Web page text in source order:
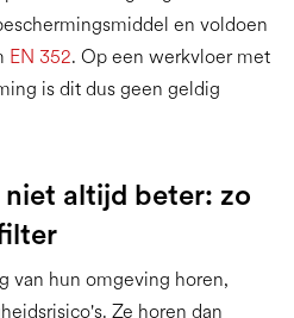
en voldoen
EN 352. Op een werkvloer met
is dit dus geen geldig
altijd beter: zo
van hun omgeving horen,
Ze horen dan